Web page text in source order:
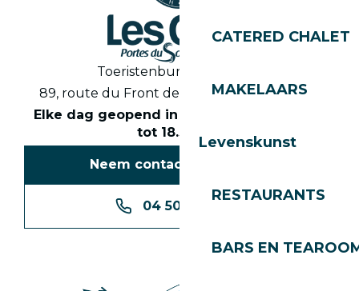
CATERED CHALET
MAKELAARS
Levenskunst
RESTAURANTS
BARS EN
Toeristenbureau Les Gets
89, route du Front de Neige 74260 Les Gets
Elke dag geopend in het seizoen van 8.30
tot 18.30 uur
Neem contact met ons op
04 50 74 74 74